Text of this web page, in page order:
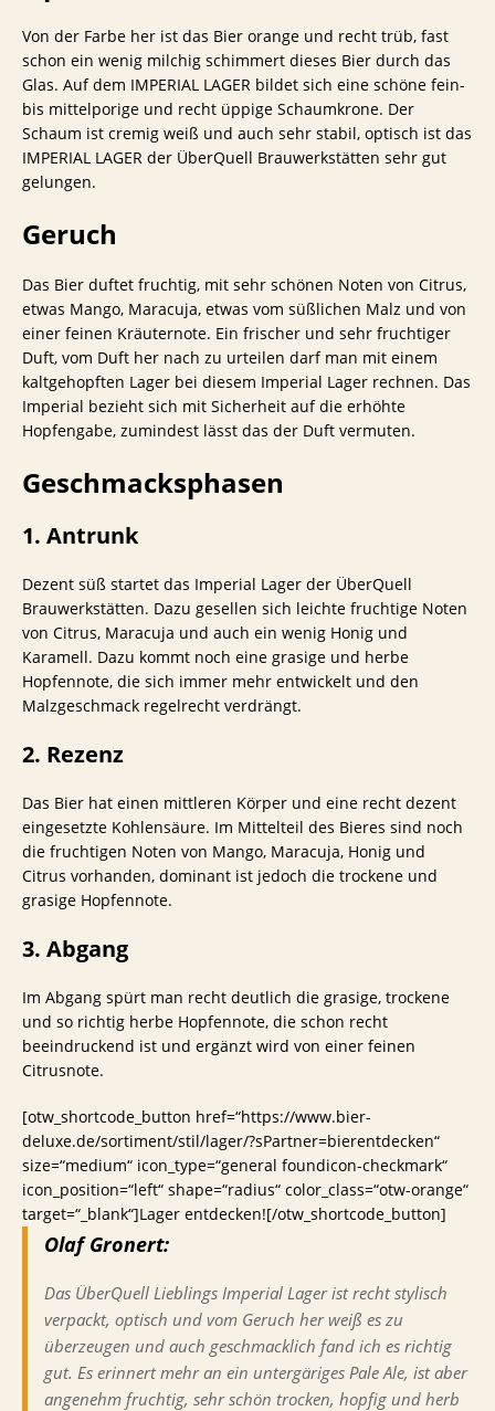
Von der Farbe her ist das Bier orange und recht trüb, fast
schon ein wenig milchig schimmert dieses Bier durch das
Glas. Auf dem IMPERIAL LAGER bildet sich eine schöne fein-
bis mittelporige und recht üppige Schaumkrone. Der
Schaum ist cremig weiß und auch sehr stabil, optisch ist das
IMPERIAL LAGER der ÜberQuell Brauwerkstätten sehr gut
gelungen.
Geruch
Das Bier duftet fruchtig, mit sehr schönen Noten von Citrus,
etwas Mango, Maracuja, etwas vom süßlichen Malz und von
einer feinen Kräuternote. Ein frischer und sehr fruchtiger
Duft, vom Duft her nach zu urteilen darf man mit einem
kaltgehopften Lager bei diesem Imperial Lager rechnen. Das
Imperial bezieht sich mit Sicherheit auf die erhöhte
Hopfengabe, zumindest lässt das der Duft vermuten.
Geschmacksphasen
1. Antrunk
Dezent süß startet das Imperial Lager der ÜberQuell
Brauwerkstätten. Dazu gesellen sich leichte fruchtige Noten
von Citrus, Maracuja und auch ein wenig Honig und
Karamell. Dazu kommt noch eine grasige und herbe
Hopfennote, die sich immer mehr entwickelt und den
Malzgeschmack regelrecht verdrängt.
2. Rezenz
Das Bier hat einen mittleren Körper und eine recht dezent
eingesetzte Kohlensäure. Im Mittelteil des Bieres sind noch
die fruchtigen Noten von Mango, Maracuja, Honig und
Citrus vorhanden, dominant ist jedoch die trockene und
grasige Hopfennote.
3. Abgang
Im Abgang spürt man recht deutlich die grasige, trockene
und so richtig herbe Hopfennote, die schon recht
beeindruckend ist und ergänzt wird von einer feinen
Citrusnote.
[otw_shortcode_button href=“https://www.bier-
deluxe.de/sortiment/stil/lager/?sPartner=bierentdecken“
size=“medium“ icon_type=“general foundicon-checkmark“
icon_position=“left“ shape=“radius“ color_class=“otw-orange“
target=“_blank“]Lager entdecken![/otw_shortcode_button]
Olaf Gronert:
Das ÜberQuell Lieblings Imperial Lager ist recht stylisch
verpackt, optisch und vom Geruch her weiß es zu
überzeugen und auch geschmacklich fand ich es richtig
gut. Es erinnert mehr an ein untergäriges Pale Ale, ist aber
angenehm fruchtig, sehr schön trocken, hopfig und herb